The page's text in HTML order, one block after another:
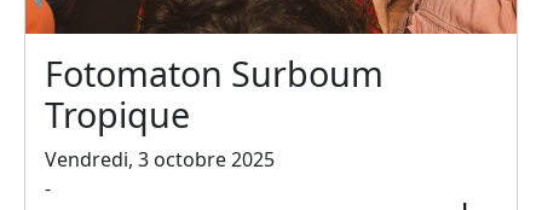
Fotomaton Surboum
Tropique
Vendredi, 3 octobre 2025
-